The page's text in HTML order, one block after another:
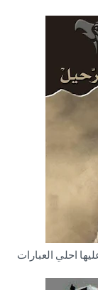
صور مكتوب عليها احلي العبارات